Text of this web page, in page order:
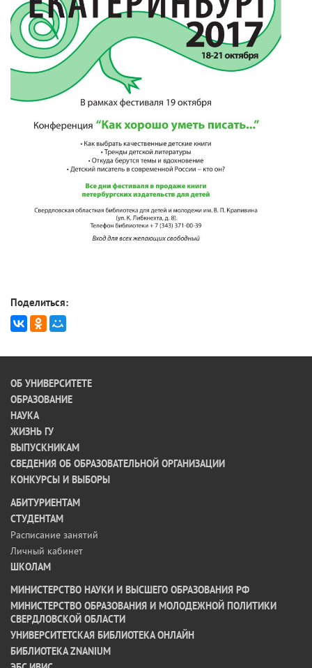
Поделиться:
ОБ УНИВЕРСИТЕТЕ
ОБРАЗОВАНИЕ
НАУКА
ЖИЗНЬ ГУ
ВЫПУСКНИКАМ
СВЕДЕНИЯ ОБ ОБРАЗОВАТЕЛЬНОЙ ОРГАНИЗАЦИИ
КОНКУРСЫ И ВЫБОРЫ
АБИТУРИЕНТАМ
СТУДЕНТАМ
Расписание занятий
Личный кабинет
ШКОЛАМ
МИНИСТЕРСТВО НАУКИ И ВЫСШЕГО ОБРАЗОВАНИЯ РФ
МИНИСТЕРСТВО ОБРАЗОВАНИЯ И МОЛОДЕЖНОЙ ПОЛИТИКИ
СВЕРДЛОВСКОЙ ОБЛАСТИ
УНИВЕРСИТЕТСКАЯ БИБЛИОТЕКА ОНЛАЙН
БИБЛИОТЕКА ZNANIUM